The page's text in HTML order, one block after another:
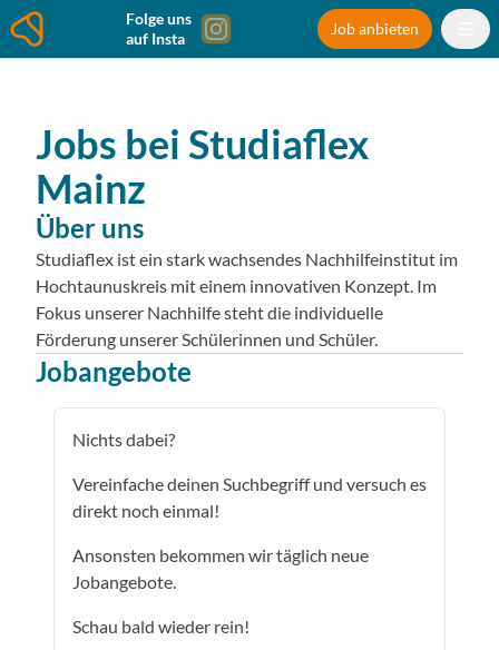
Folge uns
auf Insta
Job anbieten
Jobs bei Studiaflex
Mainz
Über uns
Studiaflex ist ein stark wachsendes Nachhilfeinstitut im
Hochtaunuskreis mit einem innovativen Konzept. Im
Fokus unserer Nachhilfe steht die individuelle
Förderung unserer Schülerinnen und Schüler.
Jobangebote
Nichts dabei?
Vereinfache deinen Suchbegriff und versuch es
direkt noch einmal!
Ansonsten bekommen wir täglich neue
Jobangebote.
Schau bald wieder rein!